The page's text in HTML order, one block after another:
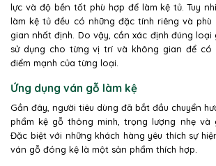
lực và độ bền tốt phù hợp để làm kệ tủ. Tuy
làm kệ tủ đều có những đặc tính riêng và
gian nhất định. Do vậy, cần xác định đúng
sử dụng cho từng vị trí và không gian để có
điểm mạnh của từng loại.
Ứng dụng ván gỗ làm kệ
Gần đây, người tiêu dùng đã bắt đầu chuyển
phẩm kệ gỗ thông minh, trọng lượng nhẹ và
Đặc biệt với những khách hàng yêu thích sự
ván gỗ đóng kệ là một sản phẩm thích hợp.